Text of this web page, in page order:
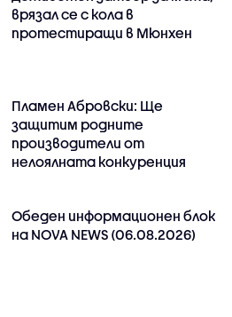
врязал се с кола в
протестиращи в Мюнхен
Пламен Абровски: Ще
защитим родните
производители от
нелоялната конкуренция
Обеден информационен блок
на NOVA NEWS (06.08.2026)